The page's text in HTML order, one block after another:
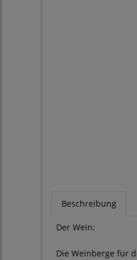
Beschreibung
Der Wein:
Die Weinberge für